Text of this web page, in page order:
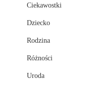
Ciekawostki
Dziecko
Rodzina
Różności
Uroda